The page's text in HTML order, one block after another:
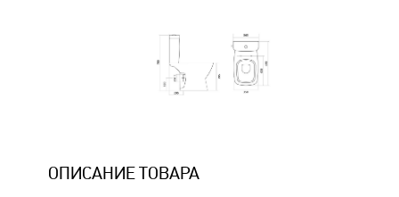
ОПИСАНИЕ ТОВАРА